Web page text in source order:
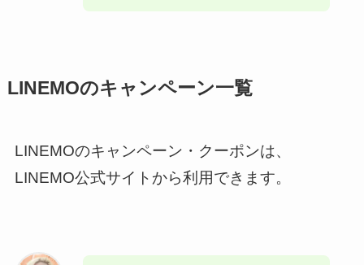
LINEMOのキャンペーン一覧
LINEMOのキャンペーン・クーポンは、
LINEMO公式サイトから利用できます。